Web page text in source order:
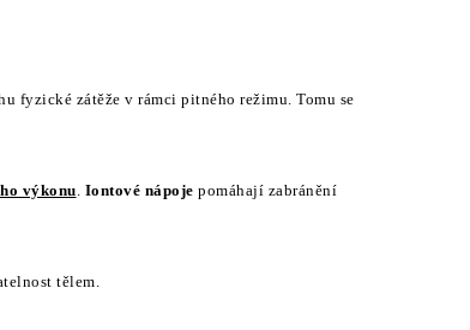
fyzické zátěže v rámci pitného režimu. Tomu se
výkonu Iontové nápoje pomáhají zabránění
tělem.